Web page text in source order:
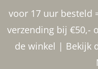
voor 17 uur besteld
verzending bij €50,-
de winkel | Bekijk
inhoud